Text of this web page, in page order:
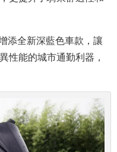
添全新深藍色車款，讓
性能的城市通勤利器，